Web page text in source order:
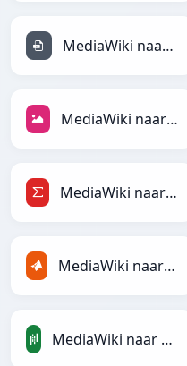
MediaWiki naar INI
MediaWiki naar JPEG
MediaWiki naar LaTeX
MediaWiki naar MATLAB
MediaWiki naar PandasDataFrame